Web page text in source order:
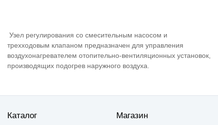
Узел регулирования со смесительным насосом и
трехходовым клапаном предназначен для управления
воздухонагревателем отопительно-вентиляционных установок,
производящих подогрев наружного воздуха.
Каталог Магазин